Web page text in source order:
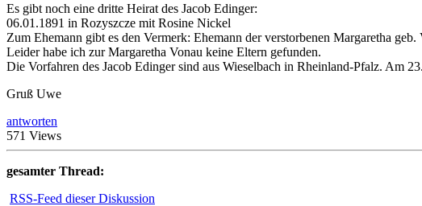
Es gibt noch eine dritte Heirat des Jacob Edinger:
06.01.1891 in Rozyszcze mit Rosine Nickel
Zum Ehemann gibt es den Vermerk: Ehemann der verstorbenen Margaretha
Leider habe ich zur Margaretha Vonau keine Eltern gefunden.
Die Vorfahren des Jacob Edinger sind aus Wieselbach in Rheinland-Pfalz. Am
Gruß Uwe
antworten
571 Views
gesamter Thread:
RSS-Feed dieser Diskussion